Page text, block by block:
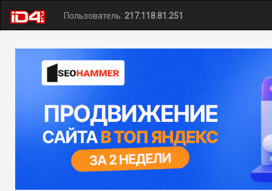
Пользователь: 217.118.81.251